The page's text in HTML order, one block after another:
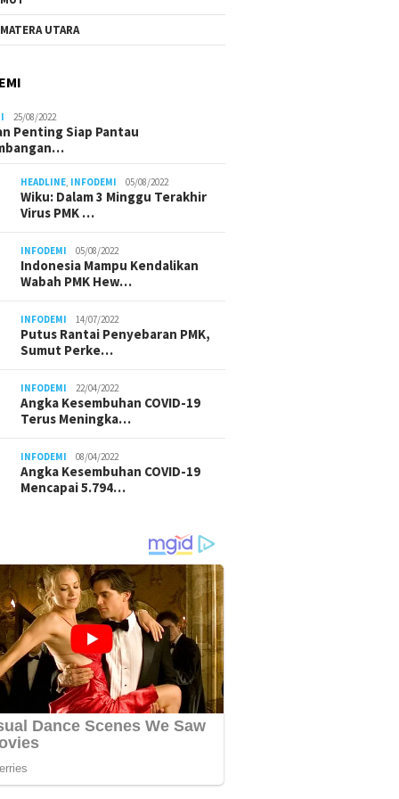
UTARA
25/08/2022
Penting Siap Pantau
HEADLINE, INFODEMI 05/08/2022
Wiku: Dalam 3 Minggu Terakhir
Virus PMK …
INFODEMI 05/08/2022
Indonesia Mampu Kendalikan
Wabah PMK Hew…
INFODEMI 14/07/2022
Putus Rantai Penyebaran PMK,
Sumut Perke…
INFODEMI 22/04/2022
Angka Kesembuhan COVID-19
Terus Meningka…
INFODEMI 08/04/2022
Angka Kesembuhan COVID-19
Mencapai 5.794…